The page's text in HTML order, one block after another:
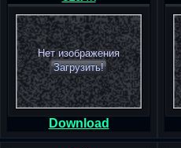
Нет изображения
Загрузить!
Download